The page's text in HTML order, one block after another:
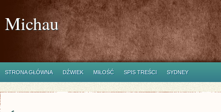
Michau
STRONA GŁÓWNA DŹWIEK MIŁOŚĆ SPIS TREŚCI SYDNEY